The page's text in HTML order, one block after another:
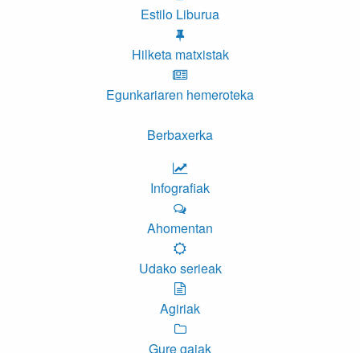
Estilo Liburua
Hilketa matxistak
Egunkariaren hemeroteka
Berbaxerka
Infografiak
Ahomentan
Udako serieak
Agiriak
Gure gaiak